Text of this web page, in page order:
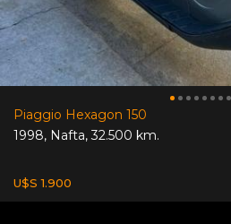
Piaggio Hexagon 150
1998, Nafta,32.500 km.
U$S 1.900